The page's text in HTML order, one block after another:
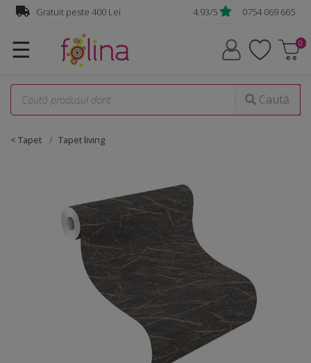
Gratuit peste 400 Lei 4.93/5 0754 069 665
☰
Caută
< Tapet Tapet living